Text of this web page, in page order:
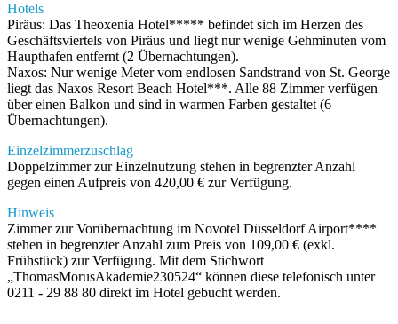
Hotels
Piräus: Das Theoxenia Hotel***** befindet sich im Herzen des
Geschäftsviertels von Piräus und liegt nur wenige Gehminuten vom
Haupthafen entfernt (2 Übernachtungen).
Naxos: Nur wenige Meter vom endlosen Sandstrand von St. George
liegt das Naxos Resort Beach Hotel***. Alle 88 Zimmer verfügen
über einen Balkon und sind in warmen Farben gestaltet (6
Übernachtungen).
Einzelzimmerzuschlag
Doppelzimmer zur Einzelnutzung stehen in begrenzter Anzahl
gegen einen Aufpreis von 420,00 € zur Verfügung.
Hinweis
Zimmer zur Vorübernachtung im Novotel Düsseldorf Airport****
stehen in begrenzter Anzahl zum Preis von 109,00 € (exkl.
Frühstück) zur Verfügung. Mit dem Stichwort
„ThomasMorusAkademie230524“ können diese telefonisch unter
0211 - 29 88 80 direkt im Hotel gebucht werden.